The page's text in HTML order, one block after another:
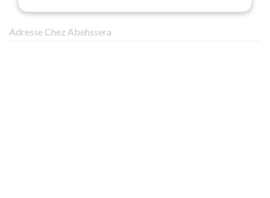
Adresse Chez Abehssera